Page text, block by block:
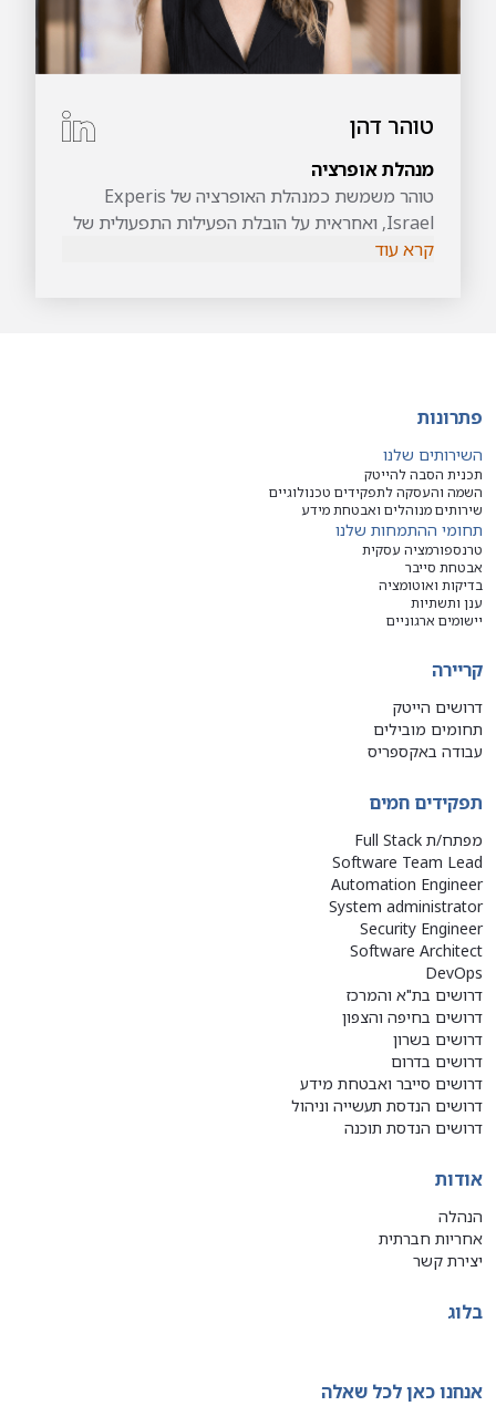
טוהר דהן
מנהלת אופרציה
טוהר משמשת כמנהלת האופרציה של Experis
Israel, ואחראית על הובלת הפעילות התפעולית של
החברה ותמיכה בשגרות העבודה השוטפות. במסגרת
קרא עוד
פתרונות
השירותים שלנו
תכנית הסבה להייטק
השמה והעסקה לתפקידים טכנולוגיים
שירותים מנוהלים ואבטחת מידע
תחומי ההתמחות שלנו
טרנספורמציה עסקית
אבטחת סייבר
בדיקות ואוטומציה
ענן ותשתיות
יישומים ארגוניים
קריירה
דרושים הייטק
תחומים מובילים
עבודה באקספריס
תפקידים חמים
מפתח/ת Full Stack
Software Team Lead
Automation Engineer
System administrator
Security Engineer
Software Architect
DevOps
דרושים בת"א והמרכז
דרושים בחיפה והצפון
דרושים בשרון
דרושים בדרום
דרושים סייבר ואבטחת מידע
דרושים הנדסת תעשייה וניהול
דרושים הנדסת תוכנה
אודות
הנהלה
אחריות חברתית
יצירת קשר
בלוג
אנחנו כאן לכל שאלה